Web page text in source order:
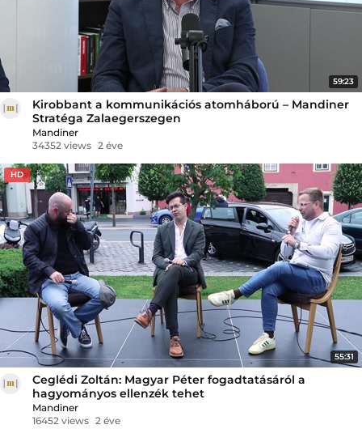
59:23
Kirobbant a kommunikációs atomháború – Mandiner
Stratéga Zalaegerszegen
Mandiner
34352 views 2 éve
HD
55:31
Ceglédi Zoltán: Magyar Péter fogadtatásáról a
hagyományos ellenzék tehet
Mandiner
16452 views 2 éve